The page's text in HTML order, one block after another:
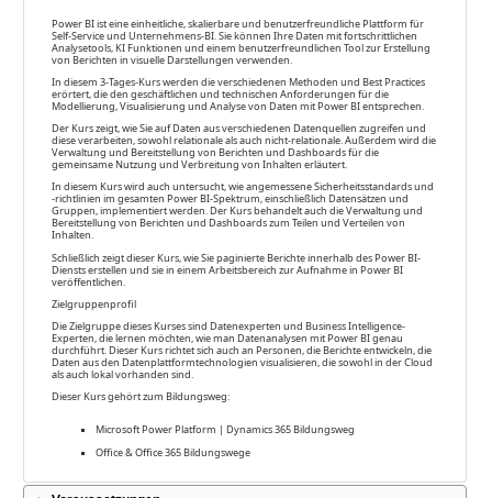
Power BI ist eine einheitliche, skalierbare und benutzerfreundliche Plattform für
Self-Service und Unternehmens-BI. Sie können Ihre Daten mit fortschrittlichen
Analysetools, KI Funktionen und einem benutzerfreundlichen Tool zur Erstellung
von Berichten in visuelle Darstellungen verwenden.
In diesem 3-Tages-Kurs werden die verschiedenen Methoden und Best Practices
erörtert, die den geschäftlichen und technischen Anforderungen für die
Modellierung, Visualisierung und Analyse von Daten mit Power BI entsprechen.
Der Kurs zeigt, wie Sie auf Daten aus verschiedenen Datenquellen zugreifen und
diese verarbeiten, sowohl relationale als auch nicht-relationale. Außerdem wird die
Verwaltung und Bereitstellung von Berichten und Dashboards für die
gemeinsame Nutzung und Verbreitung von Inhalten erläutert.
In diesem Kurs wird auch untersucht, wie angemessene Sicherheitsstandards und
-richtlinien im gesamten Power BI-Spektrum, einschließlich Datensätzen und
Gruppen, implementiert werden. Der Kurs behandelt auch die Verwaltung und
Bereitstellung von Berichten und Dashboards zum Teilen und Verteilen von
Inhalten.
Schließlich zeigt dieser Kurs, wie Sie paginierte Berichte innerhalb des Power BI-
Diensts erstellen und sie in einem Arbeitsbereich zur Aufnahme in Power BI
veröffentlichen.
Zielgruppenprofil
Die Zielgruppe dieses Kurses sind Datenexperten und Business Intelligence-
Experten, die lernen möchten, wie man Datenanalysen mit Power BI genau
durchführt. Dieser Kurs richtet sich auch an Personen, die Berichte entwickeln, die
Daten aus den Datenplattformtechnologien visualisieren, die sowohl in der Cloud
als auch lokal vorhanden sind.
Dieser Kurs gehört zum Bildungsweg:
Microsoft Power Platform | Dynamics 365 Bildungsweg
Office & Office 365 Bildungswege